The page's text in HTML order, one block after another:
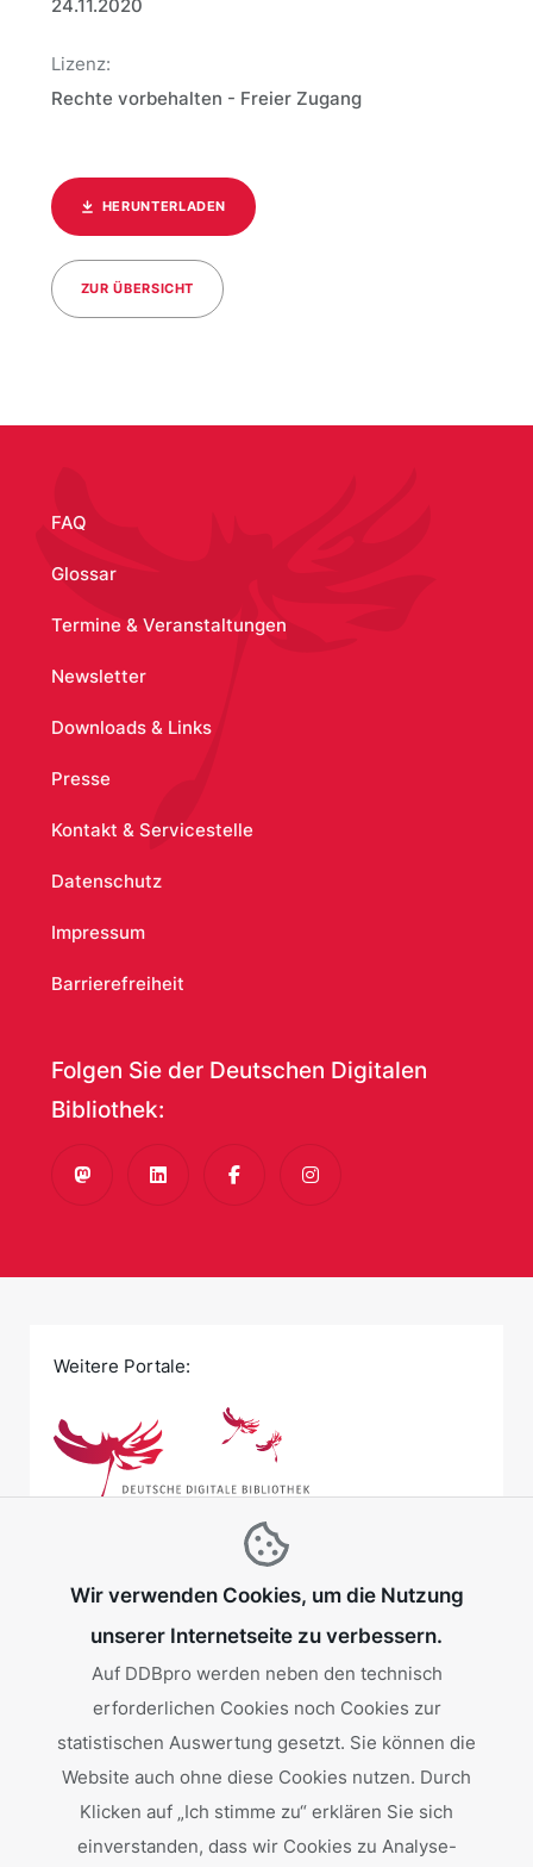
Wir verwenden Cookies, um die Nutzung
unserer Internetseite zu verbessern.
Auf DDBpro werden neben den technisch
erforderlichen Cookies noch Cookies zur
statistischen Auswertung gesetzt. Sie können die
Website auch ohne diese Cookies nutzen. Durch
Klicken auf „Ich stimme zu“ erklären Sie sich
einverstanden, dass wir Cookies zu Analyse-
24.11.2020
Lizenz:
Rechte vorbehalten - Freier Zugang
HERUNTERLADEN
ZUR ÜBERSICHT
FAQ
Glossar
Termine & Veranstaltungen
Newsletter
Downloads & Links
Presse
Kontakt & Servicestelle
Datenschutz
Impressum
Barrierefreiheit
Folgen Sie der Deutschen Digitalen
Bibliothek:
MastodonLinkedInFacebookInstagram
Weitere Portale:
Gefördert von: